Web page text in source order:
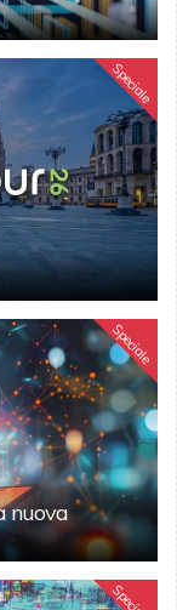
Speciale
Speciale
nuova